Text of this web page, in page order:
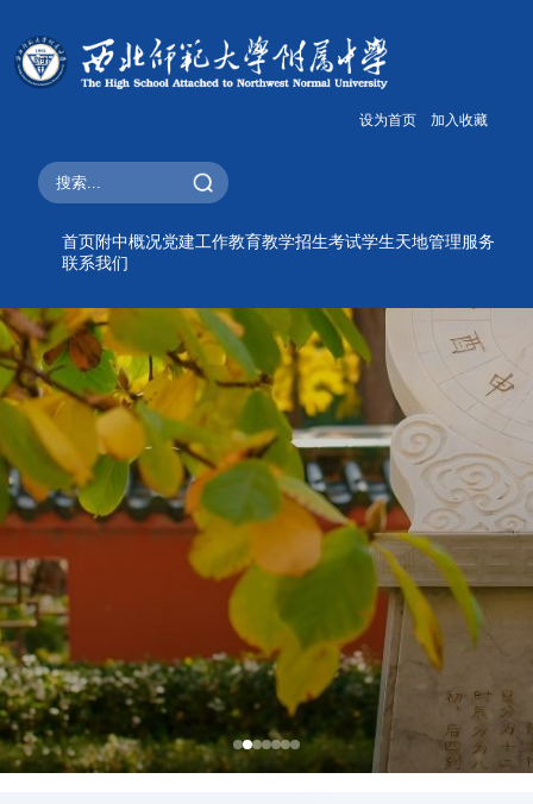
设为首页 加入收藏
首页 附中概况党建工作教育教学招生考试学生天地管理服务
联系我们